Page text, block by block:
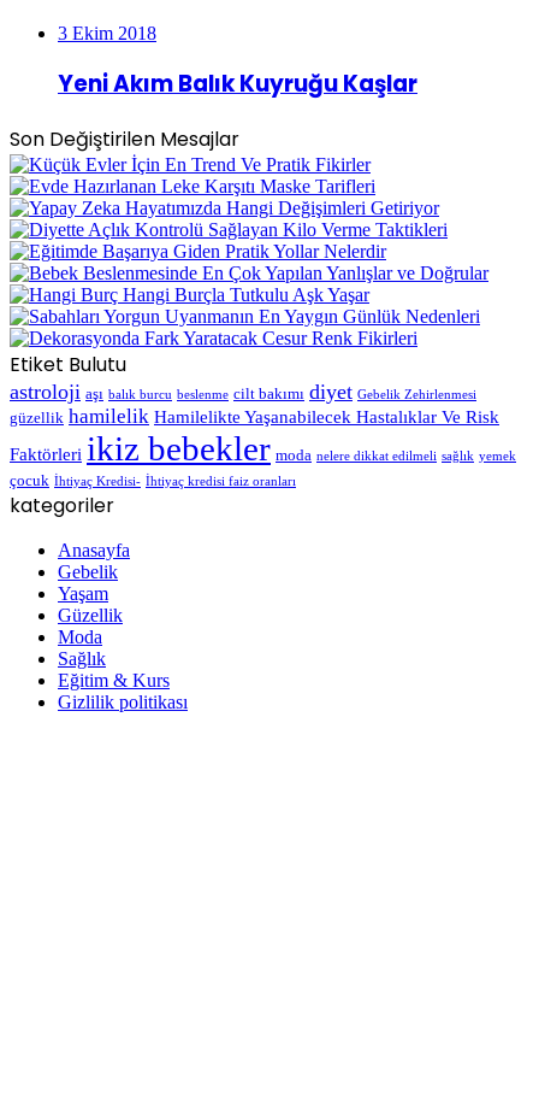
3 Ekim 2018
Yeni Akım Balık Kuyruğu Kaşlar
Son Değiştirilen Mesajlar
Etiket Bulutu
astroloji aşı balık burcu beslenme cilt bakımı diyet Gebelik Zehirlenmesi
güzellik hamilelik Hamilelikte Yaşanabilecek Hastalıklar Ve Risk
Faktörleri ikiz bebekler moda nelere dikkat edilmeli sağlık yemek
çocuk İhtiyaç Kredisi- İhtiyaç kredisi faiz oranları
kategoriler
Anasayfa
Gebelik
Yaşam
Güzellik
Moda
Sağlık
Eğitim & Kurs
Gizlilik politikası